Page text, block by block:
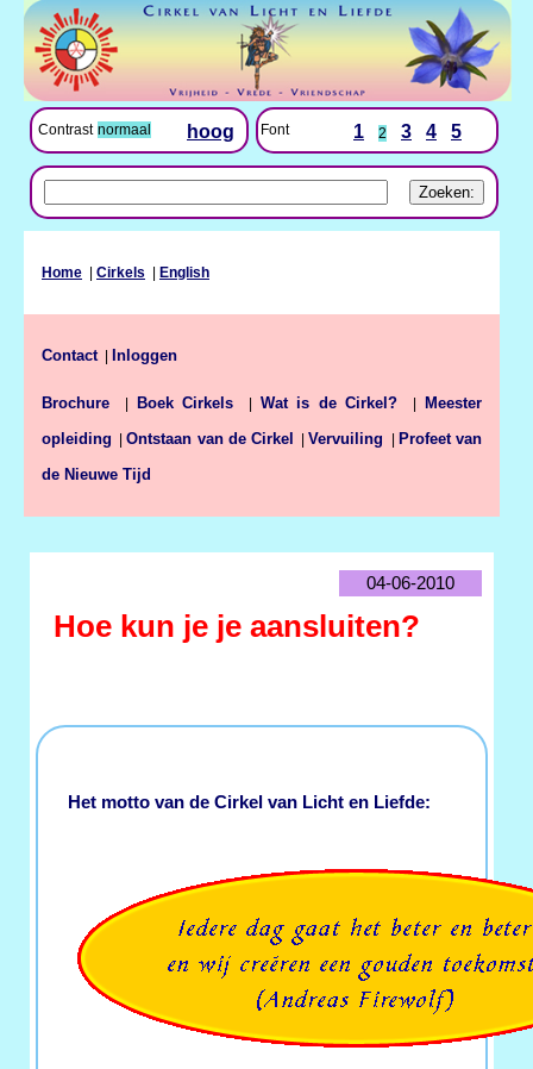
Contrast normaal hoog Font 1 2 3 4 5
Home Cirkels English
Contact| Inloggen
Brochure Boek Cirkels Wat is de Cirkel?
Meester
opleiding |Ontstaan van de Cirkel |Vervuiling
Profeet van
de Nieuwe Tijd
04-06-2010
Hoe kun je je aansluiten?
Het motto van de Cirkel van Licht en Liefde: